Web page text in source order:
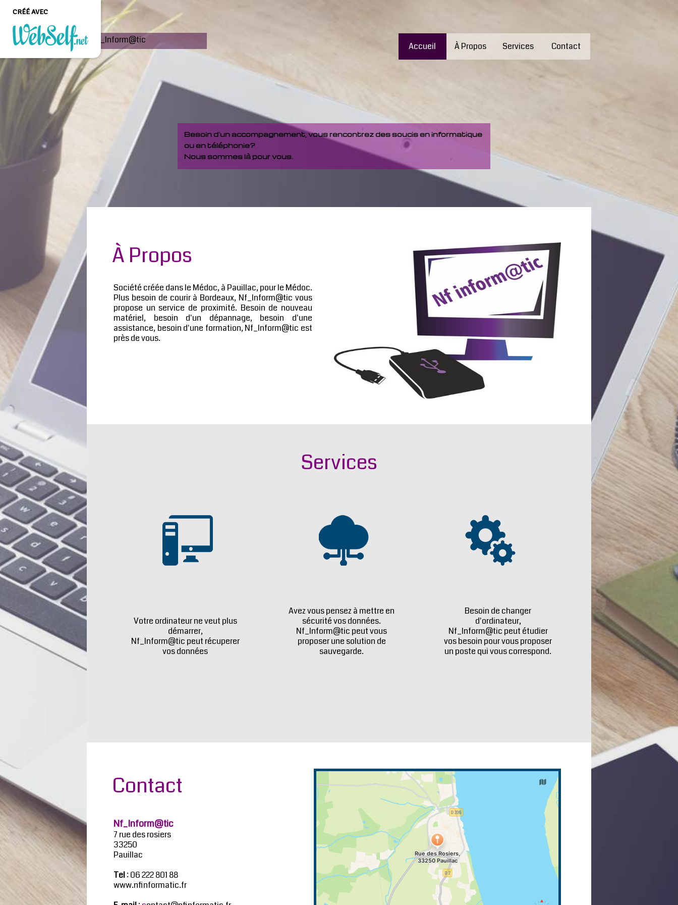
Besoin d'un accompagnement, vous rencontrez des soucis en informatique
ou en téléphonie?
Nous sommes là pour vous.
Nf_Inform@tic
Accueil À Propos Services Contact
À Propos
Société créée dans le Médoc, à Pauillac, pour le Médoc.
Plus besoin de courir à Bordeaux, Nf_Inform@tic vous
propose un service de proximité. Besoin de nouveau
matériel, besoin d'un dépannage, besoin d'une
assistance, besoin d'une formation, Nf_Inform@tic est
près de vous.
Services
Votre ordinateur ne veut plus
démarrer,
Nf_Inform@tic peut récuperer
vos données
Avez vous pensez à mettre en
sécurité vos données.
Nf_Inform@tic peut vous
proposer une solution de
sauvegarde.
Besoin de changer
d'ordinateur,
Nf_Inform@tic peut étudier
vos besoin pour vous proposer
un poste qui vous correspond.
Contact
Nf_Inform@tic
7 rue des rosiers
33250
Pauillac
Tel: 06 222 801 88
www.nfinformatic.fr
CRÉÉ AVEC
Créer un site web de
qualité professionnelle
et personnalisable sans
aucune connaissance en
programmation
COMMENCEZ